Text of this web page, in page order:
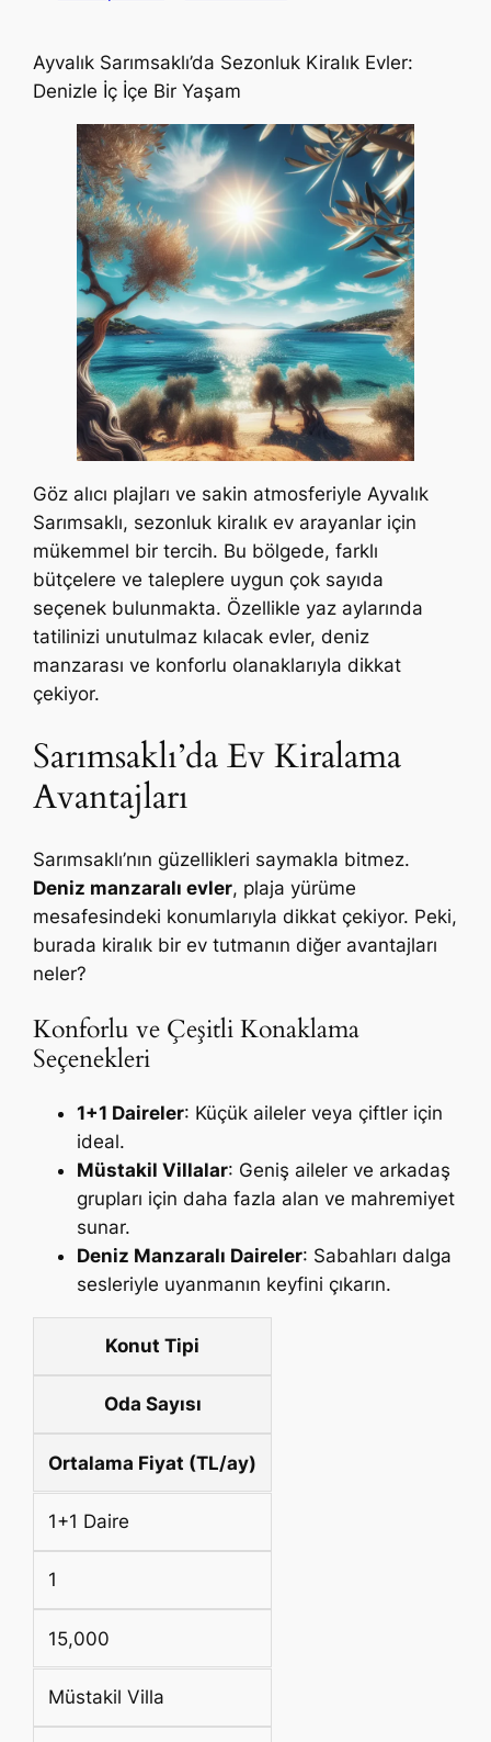
Ayvalık Sarımsaklı’da Sezonluk Kiralık Evler:
Denizle İç İçe Bir Yaşam
Göz alıcı plajları ve sakin atmosferiyle Ayvalık
Sarımsaklı, sezonluk kiralık ev arayanlar için
mükemmel bir tercih. Bu bölgede, farklı
bütçelere ve taleplere uygun çok sayıda
seçenek bulunmakta. Özellikle yaz aylarında
tatilinizi unutulmaz kılacak evler, deniz
manzarası ve konforlu olanaklarıyla dikkat
çekiyor.
Sarımsaklı’da Ev Kiralama
Avantajları
Sarımsaklı’nın güzellikleri saymakla bitmez.
Deniz manzaralı evler, plaja yürüme
mesafesindeki konumlarıyla dikkat çekiyor. Peki,
burada kiralık bir ev tutmanın diğer avantajları
neler?
Konforlu ve Çeşitli Konaklama
Seçenekleri
1+1 Daireler: Küçük aileler veya çiftler için
ideal.
Müstakil Villalar: Geniş aileler ve arkadaş
grupları için daha fazla alan ve mahremiyet
sunar.
Deniz Manzaralı Daireler: Sabahları dalga
sesleriyle uyanmanın keyfini çıkarın.
Konut Tipi
Oda Sayısı
Ortalama Fiyat (TL/ay)
1+1 Daire
1
15,000
Müstakil Villa